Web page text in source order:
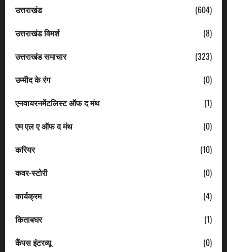
उत्तराखंड
(604)
उत्तराखंड विमर्श
(8)
उत्तराखंड समाचार
(323)
उम्मीद के रंग
(0)
एनवायरनमेंटलिस्ट ऑफ द मंथ
(1)
एम एल ए ऑफ द मंथ
(0)
करियर
(10)
कवर-स्टोरी
(0)
कार्यक्रम
(4)
किताबघर
(1)
कैंपस इंटरव्यू
(0)